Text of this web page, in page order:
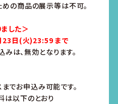
めの商品の展示等は不可。
した＞
日(火)23:59 まで
は、無効となります。
でお申込み可能です。
は以下のとおり